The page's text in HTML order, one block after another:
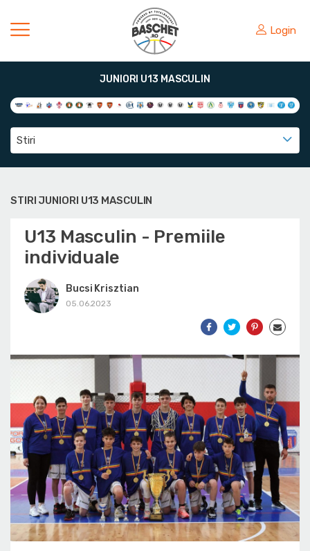
Login
JUNIORI U13 MASCULIN
Stiri
STIRI JUNIORI U13 MASCULIN
U13 Masculin - Premiile
individuale
Bucsi Krisztian
05.06.2023